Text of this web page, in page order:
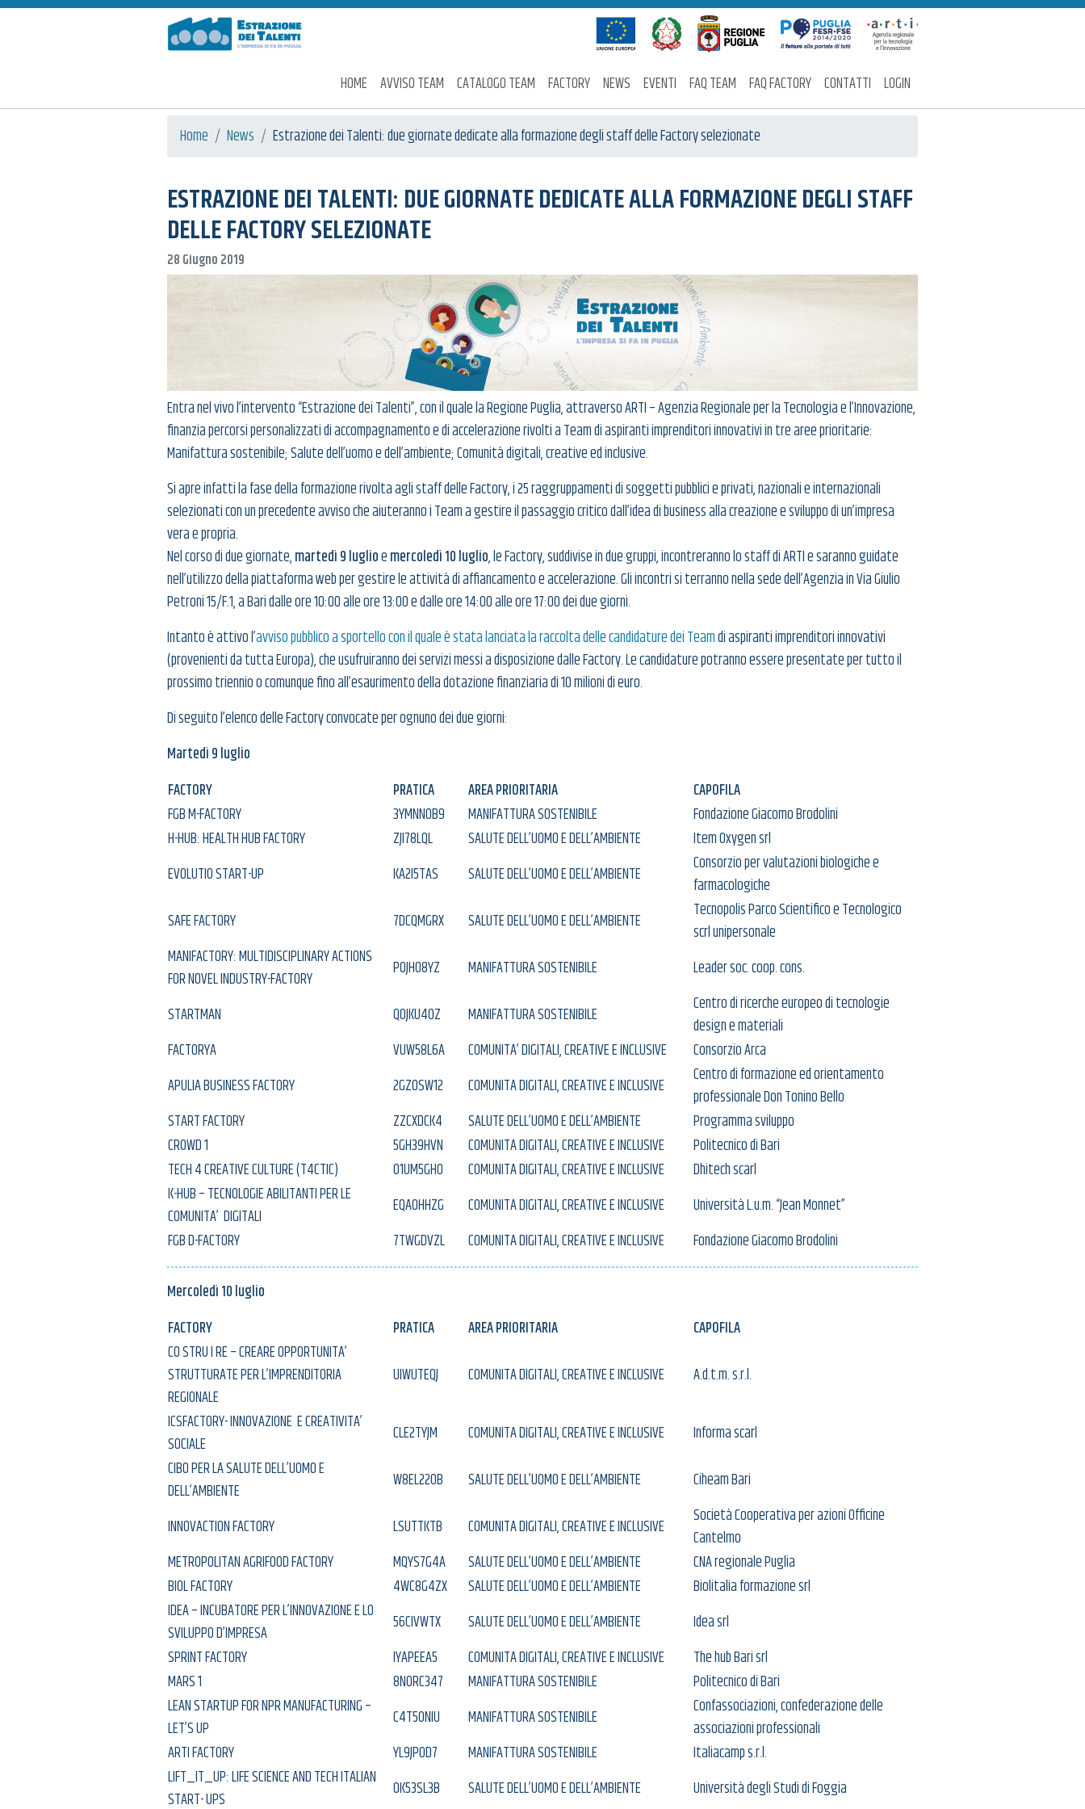
Estrazione dei Talenti
HOME AVVISO TEAM CATALOGO TEAM FACTORY NEWS EVENTI FAQ TEAM FAQ FACTORY CONTATTI LOGIN
Home News Estrazione dei Talenti: due giornate dedicate alla formazione degli staff delle Factory selezionate
ESTRAZIONE DEI TALENTI: DUE GIORNATE DEDICATE ALLA FORMAZIONE DEGLI STAFF
DELLE FACTORY SELEZIONATE
28 Giugno 2019
Entra nel vivo l’intervento “Estrazione dei Talenti”, con il quale la Regione Puglia, attraverso ARTI – Agenzia Regionale per la Tecnologia e l’Innovazione,
finanzia percorsi personalizzati di accompagnamento e di accelerazione rivolti a Team di aspiranti imprenditori innovativi in tre aree prioritarie:
Manifattura sostenibile; Salute dell’uomo e dell’ambiente; Comunità digitali, creative ed inclusive.
Si apre infatti la fase della formazione rivolta agli staff delle Factory, i 25 raggruppamenti di soggetti pubblici e privati, nazionali e internazionali
selezionati con un precedente avviso che aiuteranno i Team a gestire il passaggio critico dall’idea di business alla creazione e sviluppo di un’impresa
vera e propria.
Nel corso di due giornate,martedì 9 luglioemercoledì 10 luglio, le Factory, suddivise in due gruppi, incontreranno lo staff di ARTI e saranno guidate
nell’utilizzo della piattaforma web per gestire le attività di affiancamento e accelerazione. Gli incontri si terranno nella sede dell’Agenzia in Via Giulio
Petroni 15/F.1, a Bari dalle ore 10:00 alle ore 13:00 e dalle ore 14:00 alle ore 17:00 dei due giorni.
Intanto è attivo l’avviso pubblico a sportello con il quale è stata lanciata la raccolta delle candidature dei Teamdi aspiranti imprenditori innovativi
(provenienti da tutta Europa), che usufruiranno dei servizi messi a disposizione dalle Factory. Le candidature potranno essere presentate per tutto il
prossimo triennio o comunque fino all’esaurimento della dotazione finanziaria di 10 milioni di euro.
Di seguito l’elenco delle Factory convocate per ognuno dei due giorni:
Martedì 9 luglio
FACTORY
PRATICA AREA PRIORITARIA
CAPOFILA
FGB M-FACTORY
3YMNN0B9 MANIFATTURA SOSTENIBILE
Fondazione Giacomo Brodolini
H-HUB: HEALTH HUB FACTORY
ZJI78LQL SALUTE DELL’UOMO E DELL’AMBIENTE
Item Oxygen srl
EVOLUTIO START-UP
KA2I5TAS SALUTE DELL’UOMO E DELL’AMBIENTE
Consorzio per valutazioni biologiche e
farmacologiche
SAFE FACTORY
7DCQMGRX SALUTE DELL’UOMO E DELL’AMBIENTE
Tecnopolis Parco Scientifico e Tecnologico
scrl unipersonale
MANIFACTORY: MULTIDISCIPLINARY ACTIONS
FOR NOVEL INDUSTRY-FACTORY
POJHO8YZ MANIFATTURA SOSTENIBILE Leader soc. coop. cons.
STARTMAN QOJKU40Z MANIFATTURA SOSTENIBILE
Centro di ricerche europeo di tecnologie
design e materiali
FACTORYA
VUW58L6A COMUNITA’ DIGITALI, CREATIVE E INCLUSIVE
Consorzio Arca
APULIA BUSINESS FACTORY
2GZOSW12 COMUNITA DIGITALI, CREATIVE E INCLUSIVE
Centro di formazione ed orientamento
professionale Don Tonino Bello
START FACTORY
ZZCXDCK4 SALUTE DELL’UOMO E DELL’AMBIENTE
Programma sviluppo
CROWD 1
5GH39HVN COMUNITA DIGITALI, CREATIVE E INCLUSIVE
Politecnico di Bari
TECH 4 CREATIVE CULTURE (T4CTIC)
O1UM5GHO COMUNITA DIGITALI, CREATIVE E INCLUSIVE
Dhitech scarl
K-HUB – TECNOLOGIE ABILITANTI PER LE
COMUNITA’ DIGITALI
EQA0HHZG COMUNITA DIGITALI, CREATIVE E INCLUSIVE
Università L.u.m. “Jean Monnet”
FGB D-FACTORY
7TWGDVZL COMUNITA DIGITALI, CREATIVE E INCLUSIVE Fondazione Giacomo Brodolini
Mercoledì 10 luglio
FACTORY
PRATICA AREA PRIORITARIA
CAPOFILA
CO STRU I RE – CREARE OPPORTUNITA’
STRUTTURATE PER L’IMPRENDITORIA
REGIONALE
UIWUTEQJ COMUNITA DIGITALI, CREATIVE E INCLUSIVE A.d.t.m. s.r.l.
ICSFACTORY- INNOVAZIONE E CREATIVITA’
SOCIALE
CLE2TYJM COMUNITA DIGITALI, CREATIVE E INCLUSIVE
Informa scarl
CIBO PER LA SALUTE DELL’UOMO E
DELL’AMBIENTE
W8EL22OB SALUTE DELL’UOMO E DELL’AMBIENTE Ciheam Bari
INNOVACTION FACTORY LSUTTKTB COMUNITA DIGITALI, CREATIVE E INCLUSIVE
Società Cooperativa per azioni Officine
Cantelmo
METROPOLITAN AGRIFOOD FACTORY
MQYS7G4A SALUTE DELL’UOMO E DELL’AMBIENTE
CNA regionale Puglia
BIOL FACTORY
4WC8G4ZX SALUTE DELL’UOMO E DELL’AMBIENTE
Biolitalia formazione srl
IDEA – INCUBATORE PER L’INNOVAZIONE E LO
SVILUPPO D’IMPRESA
56CIVWTX SALUTE DELL’UOMO E DELL’AMBIENTE
Idea srl
SPRINT FACTORY
IYAPEEA5 COMUNITA DIGITALI, CREATIVE E INCLUSIVE
The hub Bari srl
MARS 1
8NORC347 MANIFATTURA SOSTENIBILE
Politecnico di Bari
LEAN STARTUP FOR NPR MANUFACTURING –
LET’S UP
C4T50NIU MANIFATTURA SOSTENIBILE
Confassociazioni, confederazione delle
associazioni professionali
ARTI FACTORY
YL9JP0D7 MANIFATTURA SOSTENIBILE
Italiacamp s.r.l.
LIFT_IT_UP: LIFE SCIENCE AND TECH ITALIAN
START- UPS
0K53SL3B SALUTE DELL’UOMO E DELL’AMBIENTE Università degli Studi di Foggia